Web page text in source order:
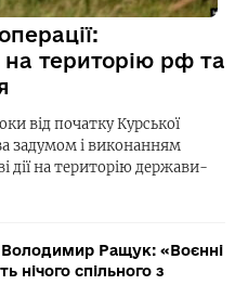
територію рф та
від початку Курської
задумом і виконанням
дії на територію держави-
Володимир Ращук: «Воєнні
нічого спільного з